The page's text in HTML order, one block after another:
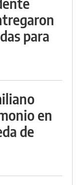
para
en
de